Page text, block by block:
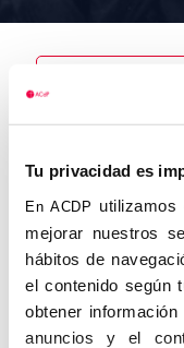
Tu privacidad es
En ACDP
mejorar nuestros
hábitos de
el contenido según
obtener
anuncios y el
Autor